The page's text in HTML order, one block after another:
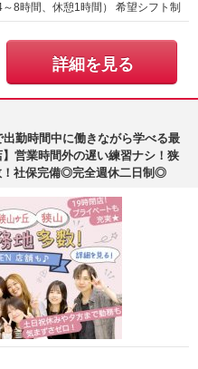
8時間、休憩1時間） 希望シフト制
詳細を見る
勤時間中に働きながら学べる最
営業時間外の遅い練習ナシ！狭
！社保完備◎完全週休二日制◎